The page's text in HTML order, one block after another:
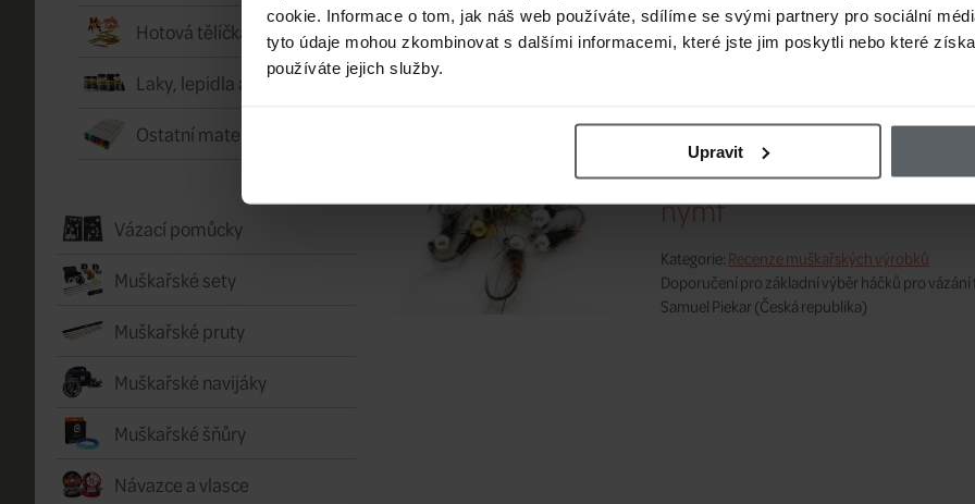
cookie. Informace o tom, jak náš web používáte, sdílíme se svými partnery pro sociální
tyto údaje mohou zkombinovat s dalšími informacemi, které jste jim poskytli nebo které
používáte jejich služby.
Upravit
Hotová tělíčka
Laky, lepidla a vosky
Ostatní materiály
Vázací pomůcky
Muškařské sety
Muškařské pruty
Muškařské navijáky
Muškařské šňůry
Návazce a vlasce
Kategorie:Vázání umělých mušek
Které háčky se nejlépe prodávají a jaké typy
TOP 5 muškařských
nymf
Kategorie:Recenze muškařských výrobků
Doporučení pro základní výběr háčků pro
Samuel Piekar(Česká republika)